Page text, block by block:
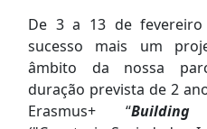
De 3 a 13 de
sucesso mais um
âmbito da nossa
duração prevista de 2
Erasmus+ “